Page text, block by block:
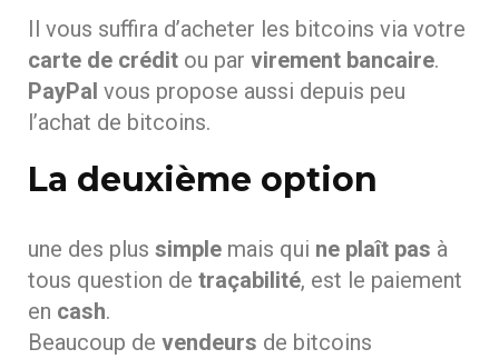
Il vous suffira d’acheter les bitcoins via votre
carte de crédit ou par virement bancaire.
PayPal vous propose aussi depuis peu
l’achat de bitcoins.
La deuxième option
une des plus simple mais qui ne plaît pas à
tous question de traçabilité, est le paiement
en cash.
Beaucoup de vendeurs de bitcoins